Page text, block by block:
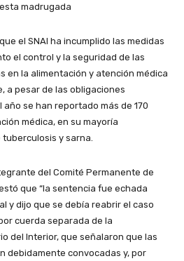
madrugada
el SNAI ha incumplido las medidas
el control y la seguridad de las
en la alimentación y atención médica
a pesar de las obligaciones
se han reportado más de 170
médica, en su mayoría
y sarna.
del Comité Permanente de
que “la sentencia fue echada
y dijo que se debía reabrir el caso
cuerda separada de la
del Interior, que señalaron que las
debidamente convocadas y, por